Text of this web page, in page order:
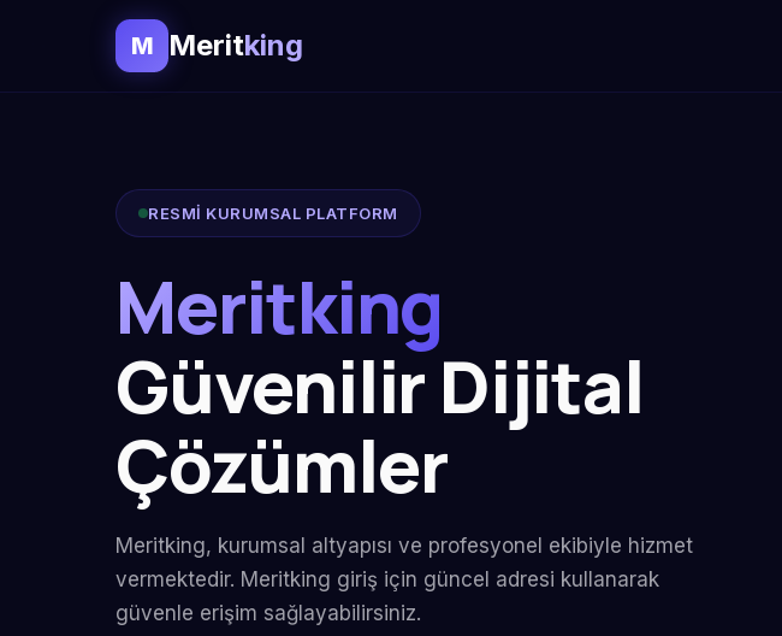
M Meritking
RESMİ KURUMSAL PLATFORM
Meritking
Güvenilir Dijital
Çözümler
Meritking, kurumsal altyapısı ve profesyonel ekibiyle hizmet
vermektedir. Meritking giriş için güncel adresi kullanarak
güvenle erişim sağlayabilirsiniz.